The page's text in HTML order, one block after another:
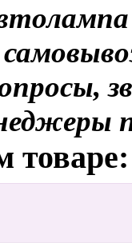
товаре: